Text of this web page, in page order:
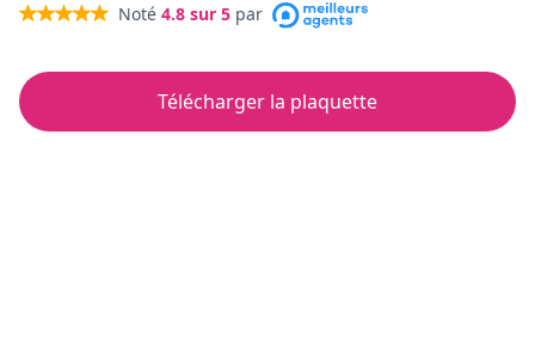
Noté 4.8 sur 5 par
Télécharger la plaquette